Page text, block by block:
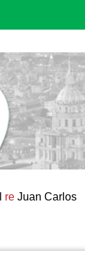
reJuan Carlos